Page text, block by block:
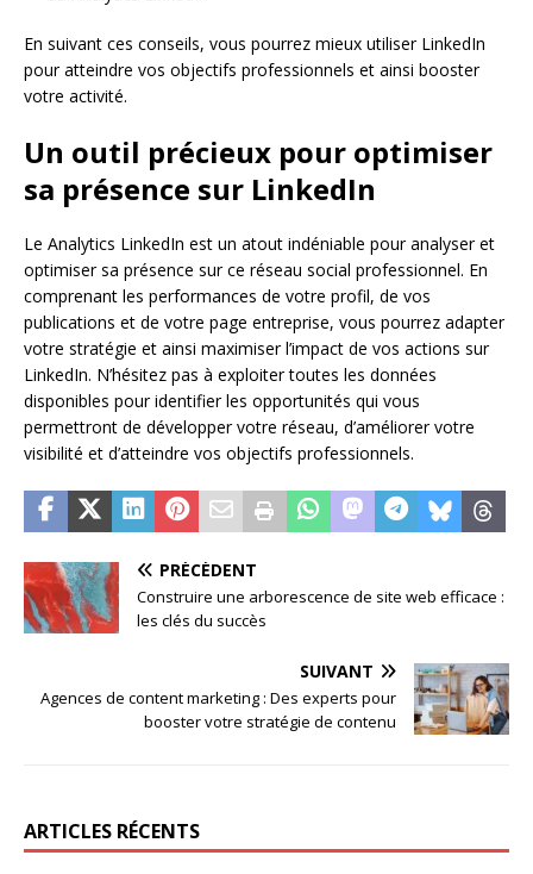
En suivant ces conseils, vous pourrez mieux utiliser LinkedIn
pour atteindre vos objectifs professionnels et ainsi booster
votre activité.
Un outil précieux pour optimiser
sa présence sur LinkedIn
Le Analytics LinkedIn est un atout indéniable pour analyser et
optimiser sa présence sur ce réseau social professionnel. En
comprenant les performances de votre profil, de vos
publications et de votre page entreprise, vous pourrez adapter
votre stratégie et ainsi maximiser l’impact de vos actions sur
LinkedIn. N’hésitez pas à exploiter toutes les données
disponibles pour identifier les opportunités qui vous
permettront de développer votre réseau, d’améliorer votre
visibilité et d’atteindre vos objectifs professionnels.
PRÉCÉDENT
Construire une arborescence de site web efficace :
les clés du succès
SUIVANT
Agences de content marketing : Des experts pour
booster votre stratégie de contenu
ARTICLES RÉCENTS